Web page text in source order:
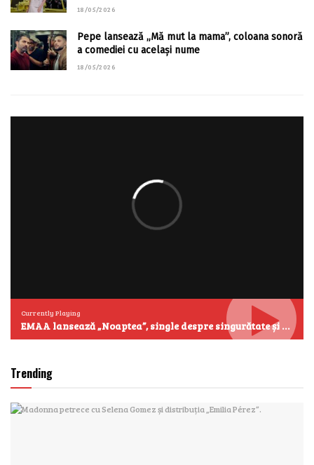
18/05/2026
Pepe lansează „Mă mut la mama”, coloana sonoră
a comediei cu același nume
18/05/2026
Currently Playing
EMAA lansează „Noaptea”, single despre singurătate și emoțiile care se aud cel mai clar după miezul nopții
Trending